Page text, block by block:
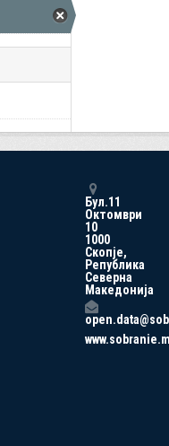
Бул.11
Октомври
10
1000
Скопје,
Република
Северна
Македонија